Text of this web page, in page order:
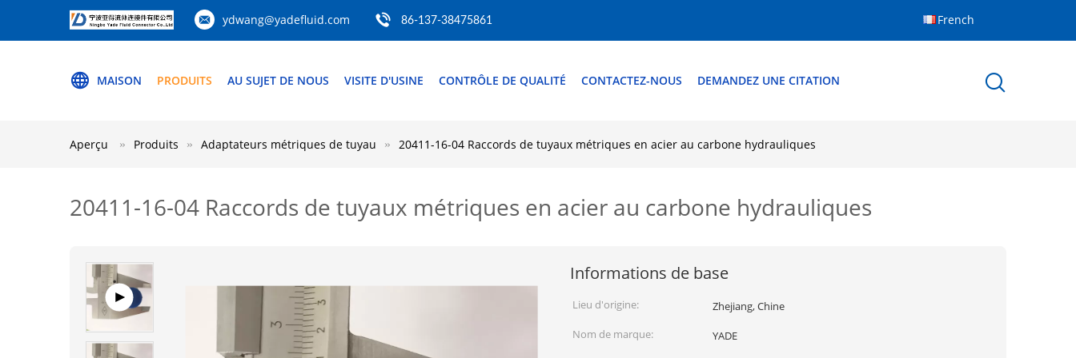
ydwang@yadefluid.com 86-137-38475861 French
MAISON PRODUITS AU SUJET DE NOUS VISITE D'USINE CONTRÔLE DE QUALITÉ CONTACTEZ-NOUS DEMANDEZ UNE CITATION
Aperçu Produits Adaptateurs métriques de tuyau 20411-16-04 Raccords de tuyaux métriques en acier au carbone hydrauliques
20411-16-04 Raccords de tuyaux métriques en acier au carbone hydrauliques
Informations de base
Lieu d'origine:
Zhejiang, Chine
Nom de marque:
YADE